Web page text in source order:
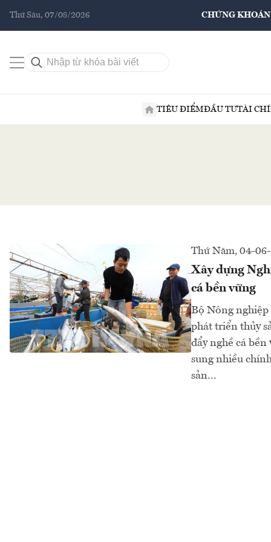
Thứ Sáu, 07/08/2026 CHỨNG KHOÁN
TIÊU ĐIỂMĐẦU TƯTÀI
Thứ Năm, 04-
Xây dựng
cá bền vững
Bộ Nông
phát triển thủy
đẩy nghề cá
sung nhiều
sản...